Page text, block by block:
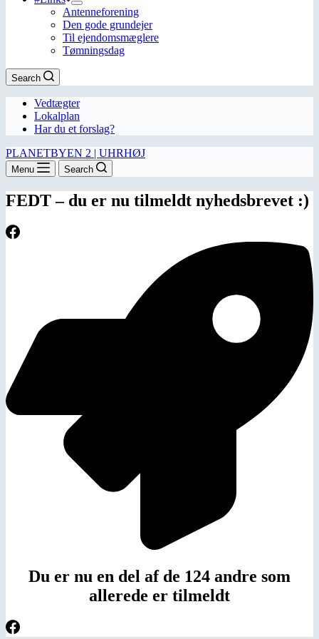
Antenneforening
Den gode grundejer
Til ejendomsmæglere
Tømningsdag
Search
Vedtægter
Lokalplan
Har du et forslag?
PLANETBYEN 2 | UHRHØJ
Menu Search
FEDT – du er nu tilmeldt nyhedsbrevet :)
Du er nu en del af de 124 andre som
allerede er tilmeldt